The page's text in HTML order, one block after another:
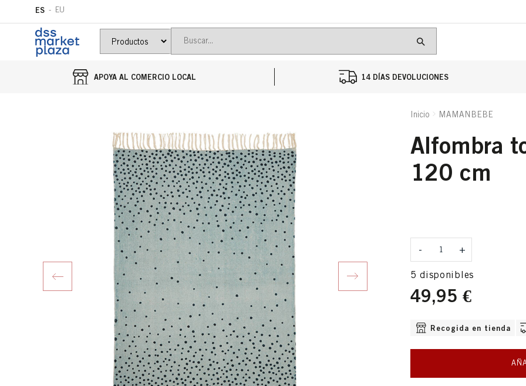
ES EU
APOYA AL COMERCIO LOCAL 14 DÍAS DEVOLUCIONES
Inicio MAMANBEBE
alfombra topos azul 90 x
120 cm
- +
5 disponibles
49,95 €
OPCIONES DE ENVÍO
Recogida en tienda